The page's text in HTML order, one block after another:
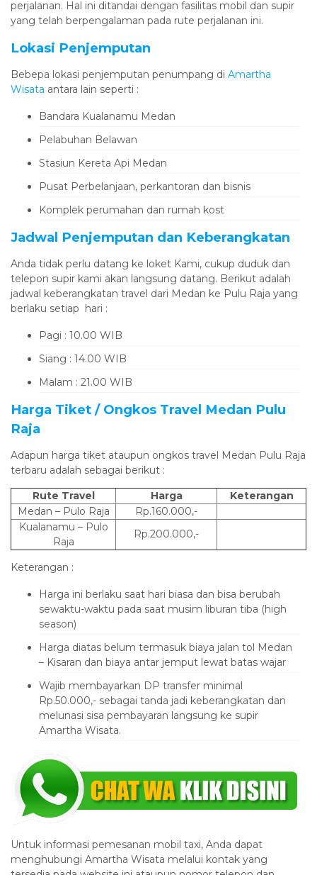
perjalanan. Hal ini ditandai dengan fasilitas mobil dan supir
yang telah berpengalaman pada rute perjalanan ini.
Lokasi Penjemputan
Bebepa lokasi penjemputan penumpang di Amartha
Wisata antara lain seperti :
Bandara Kualanamu Medan
Pelabuhan Belawan
Stasiun Kereta Api Medan
Pusat Perbelanjaan, perkantoran dan bisnis
Komplek perumahan dan rumah kost
Jadwal Penjemputan dan Keberangkatan
Anda tidak perlu datang ke loket Kami, cukup duduk dan
telepon supir kami akan langsung datang. Berikut adalah
jadwal keberangkatan travel dari Medan ke Pulu Raja yang
berlaku setiap hari :
Pagi : 10.00 WIB
Siang : 14.00 WIB
Malam : 21.00 WIB
Harga Tiket / Ongkos Travel Medan Pulu
Raja
Adapun harga tiket ataupun ongkos travel Medan Pulu Raja
terbaru adalah sebagai berikut :
Rute Travel
Harga
Keterangan
Medan – Pulo Raja
Rp.160.000,-
Kualanamu – Pulo
Raja
Rp.200.000,-
Keterangan :
Harga ini berlaku saat hari biasa dan bisa berubah
sewaktu-waktu pada saat musim liburan tiba (high
season)
Harga diatas belum termasuk biaya jalan tol Medan
– Kisaran dan biaya antar jemput lewat batas wajar
Wajib membayarkan DP transfer minimal
Rp.50.000,- sebagai tanda jadi keberangkatan dan
melunasi sisa pembayaran langsung ke supir
Amartha Wisata.
Untuk informasi pemesanan mobil taxi, Anda dapat
menghubungi Amartha Wisata melalui kontak yang